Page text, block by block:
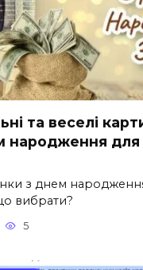
та веселі
народження для
з днем
вибрати?
5